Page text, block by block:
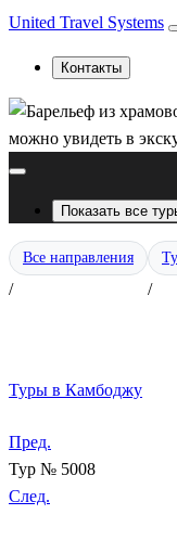
United Travel Systems
Контакты
Показать все
Все направления
/ /
Туры в Камбоджу
Пред.
Тур № 5008
След.